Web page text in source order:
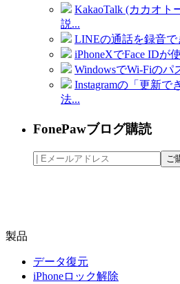
KakaoTalk (カカオト
説...
LINEの通話を録音で
iPhoneXでFace IDが
WindowsでWi-Fiのパ
Instagramの「更新で
法...
FonePawブログ購読
製品
データ復元
iPhoneロック解除